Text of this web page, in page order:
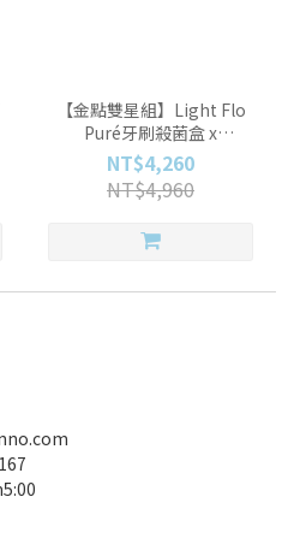
【金點雙星組】Light Flo
Puré牙刷殺菌盒 x
Purewiser櫥櫃殺菌燈
NT$4,260
NT$4,960